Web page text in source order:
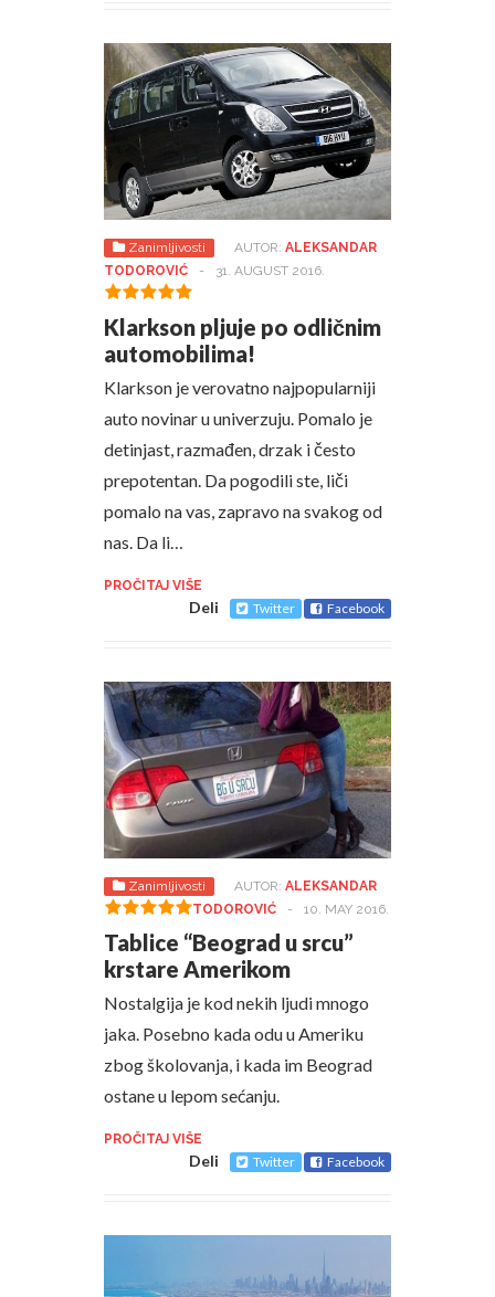
Zanimljivosti AUTOR: ALEKSANDAR
TODOROVIĆ
- 31. AUGUST 2016.
Klarkson pljuje po odličnim
automobilima!
Klarkson je verovatno najpopularniji
auto novinar u univerzuju. Pomalo je
detinjast, razmađen, drzak i često
prepotentan. Da pogodili ste, liči
pomalo na vas, zapravo na svakog od
nas. Da li…
PROČITAJ VIŠE
Deli Twitter Facebook
Zanimljivosti AUTOR: ALEKSANDAR
TODOROVIĆ
- 10. MAY 2016.
Tablice “Beograd u srcu”
krstare Amerikom
Nostalgija je kod nekih ljudi mnogo
jaka. Posebno kada odu u Ameriku
zbog školovanja, i kada im Beograd
ostane u lepom sećanju.
PROČITAJ VIŠE
Deli Twitter Facebook